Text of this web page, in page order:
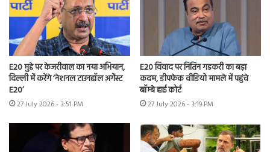
E20 मुद्दे पर केजरीवाल का नया अभियान,
दिल्ली में करेंगे ‘नेशनल टाउनहॉल अगेंस्ट
E20’
27 July 2026 - 3:51 PM
E20 विवाद पर नितिन गडकरी का बड़ा
कदम, डीपफेक वीडियो मामले में पहुंचे
बॉम्बे हाई कोर्ट
27 July 2026 - 3:19 PM